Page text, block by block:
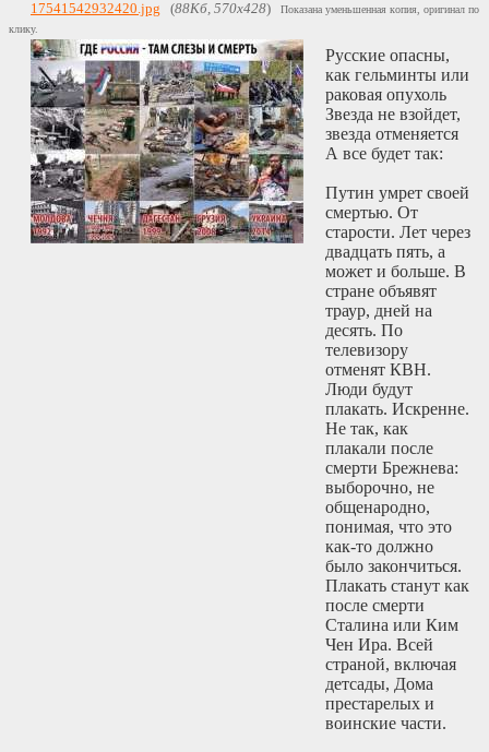
17541542932420.jpg (88Кб, 570x428)
Показана уменьшенная копия, оригинал по
клику.
Русские опасны,
как гельминты или
раковая опухоль
Звезда не взойдет,
звезда отменяется
А все будет так:
Путин умрет своей
смертью. От
старости. Лет через
двадцать пять, а
может и больше. В
стране объявят
траур, дней на
десять. По
телевизору
отменят КВН.
Люди будут
плакать. Искренне.
Не так, как
плакали после
смерти Брежнева:
выборочно, не
общенародно,
понимая, что это
как-то должно
было закончиться.
Плакать станут как
после смерти
Сталина или Ким
Чен Ира. Всей
страной, включая
детсады, Дома
престарелых и
воинские части.